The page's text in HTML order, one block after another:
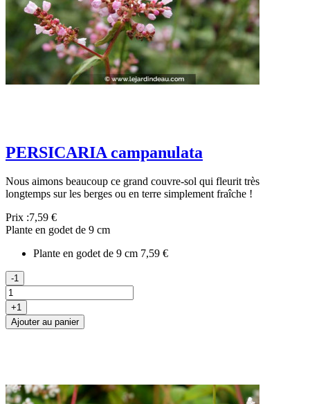
PERSICARIA campanulata
Nous aimons beaucoup ce grand couvre-sol qui fleurit très
longtemps sur les berges ou en terre simplement fraîche !
Prix :7,59 €
Plante en godet de 9 cm
Plante en godet de 9 cm 7,59 €
-1
+1
Ajouter au panier